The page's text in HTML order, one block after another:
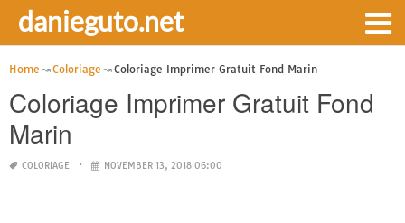
danieguto.net
Home Coloriage Coloriage Imprimer Gratuit Fond Marin
Coloriage Imprimer Gratuit Fond
Marin
COLORIAGE NOVEMBER 13, 2018 06:00